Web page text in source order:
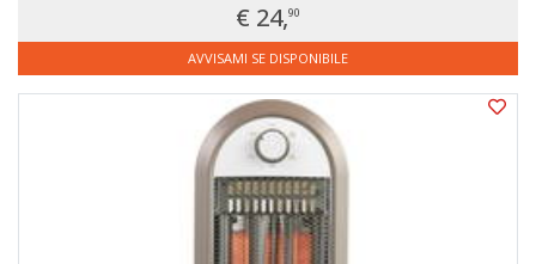
€ 24,90
AVVISAMI SE DISPONIBILE